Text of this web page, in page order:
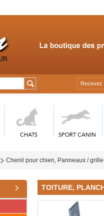
Recevez
CHATS SPORT CANIN
Chenil pour chien, Panneaux / grille
TOITURE,